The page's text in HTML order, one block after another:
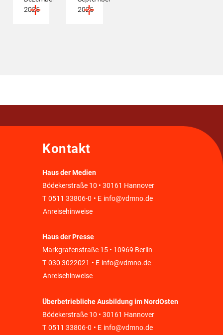
2025
2025
Kontakt
Haus der Medien
Bödekerstraße 10 • 30161 Hannover
T 0511 33806-0 • E info@vdmno.de
Anreisehinweise
Haus der Presse
Markgrafenstraße 15 • 10969 Berlin
T 030 3022021 • E info@vdmno.de
Anreisehinweise
Überbetriebliche Ausbildung im NordOsten
Bödekerstraße 10 • 30161 Hannover
T 0511 33806-0 • E info@vdmno.de